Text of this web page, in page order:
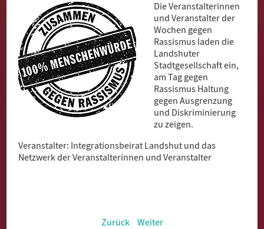
Akwaaba
Die Veranstalterinnen
und Veranstalter der
Wochen gegen
Rassismus laden die
Landshuter
Stadtgesellschaft ein,
am Tag gegen
Rassismus Haltung
gegen Ausgrenzung
und Diskriminierung
zu zeigen.
Veranstalter: Integrationsbeirat Landshut und das
Netzwerk der Veranstalterinnen und Veranstalter
Zurück Weiter